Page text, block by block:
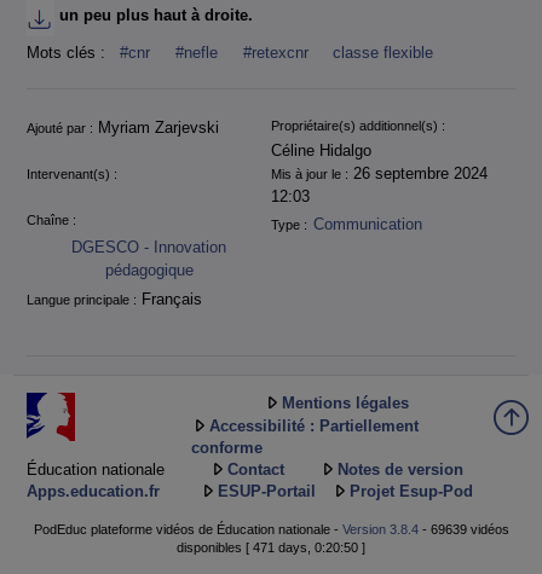
un peu plus haut à droite.
Mots clés : #cnr #nefle #retexcnr classe flexible
Informations
Ajouté par : Myriam Zarjevski Propriétaire(s) additionnel(s) :
Céline Hidalgo
Intervenant(s) : Mis à jour le : 26 septembre 2024
12:03
Chaîne :
DGESCO - Innovation
pédagogique
Type : Communication
Langue principale : Français
Éducation nationale
Apps.education.fr
Mentions légales
Accessibilité : Partiellement
conforme
Contact
Notes de version
ESUP-Portail
Projet Esup-Pod
PodEduc plateforme vidéos de Éducation nationale - Version 3.8.4- 69639 vidéos
disponibles [ 471 days, 0:20:50 ]